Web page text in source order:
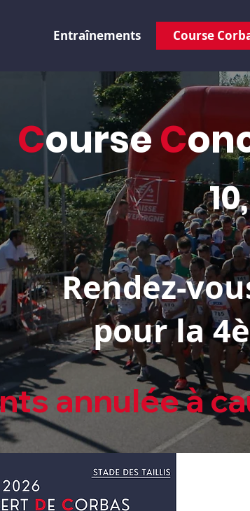
Entraînements Course
CourseC
Rendez-
pour la